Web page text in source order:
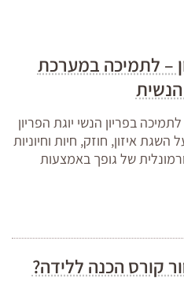
– לתמיכה במערכת
הנשית
לתמיכה בפריון הנשי יוגת הפריון
איזון, חוזק, חיות וחיוניות
של גופך באמצעות
קורס הכנה ללידה?